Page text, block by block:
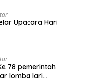
Upacara Hari
78 pemerintah
lomba lari